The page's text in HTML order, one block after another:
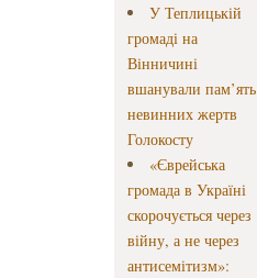
У Теплицькій
громаді на
Вінничині
вшанували пам’ять
невинних жертв
Голокосту
«Єврейська
громада в Україні
скорочується через
війну, а не через
антисемітизм»: